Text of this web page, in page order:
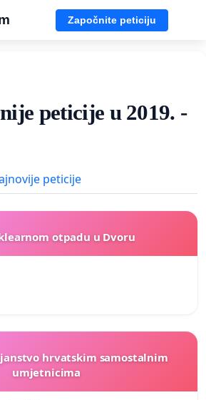
Započnite peticiju
peticije u 2019. -
peticije
otpadu u Dvoru
hrvatskim samostalnim
umjetnicima